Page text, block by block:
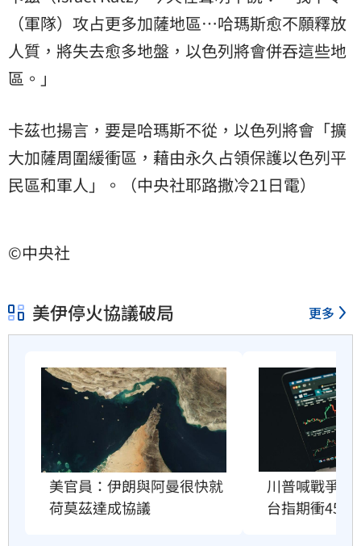
（軍隊）攻占更多加薩地區…哈瑪斯愈不願釋放
人質，將失去愈多地盤，以色列將會併吞這些地
區。」
卡茲也揚言，要是哈瑪斯不從，以色列將會「擴
大加薩周圍緩衝區，藉由永久占領保護以色列平
民區和軍人」。（中央社耶路撒冷21日電）
©中央社
美伊停火協議破局 更多
美官員：伊朗與阿曼很快就
荷莫茲達成協議
川普喊戰爭快
台指期衝